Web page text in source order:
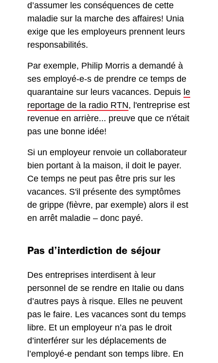
d’assumer les conséquences de cette
maladie sur la marche des affaires! Unia
exige que les employeurs prennent leurs
responsabilités.
Par exemple, Philip Morris a demandé à
ses employé-e-s de prendre ce temps de
quarantaine sur leurs vacances. Depuis le
reportage de la radio RTN, l'entreprise est
revenue en arrière... preuve que ce n'était
pas une bonne idée!
Si un employeur renvoie un collaborateur
bien portant à la maison, il doit le payer.
Ce temps ne peut pas être pris sur les
vacances. S'il présente des symptômes
de grippe (fièvre, par exemple) alors il est
en arrêt maladie – donc payé.
Pas d’interdiction de séjour
Des entreprises interdisent à leur
personnel de se rendre en Italie ou dans
d’autres pays à risque. Elles ne peuvent
pas le faire. Les vacances sont du temps
libre. Et un employeur n’a pas le droit
d’interférer sur les déplacements de
l’employé-e pendant son temps libre. En